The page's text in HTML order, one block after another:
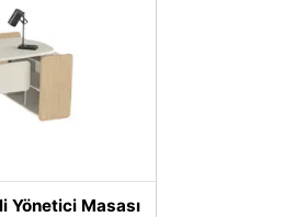
Yönetici Masası